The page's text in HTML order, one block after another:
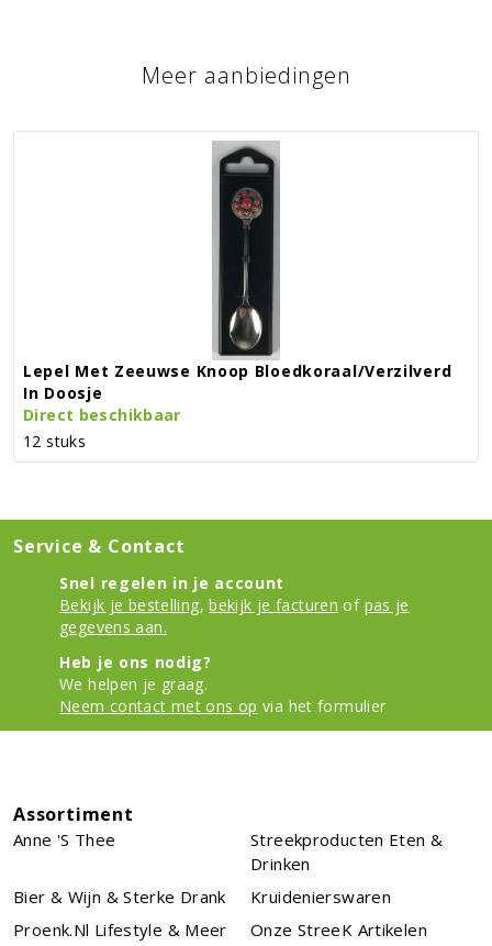
Meer aanbiedingen
Lepel Met Zeeuwse Knoop Bloedkoraal/verzilverd
In Doosje
Direct beschikbaar
12 stuks
Service & Contact
Snel regelen in je account
Bekijk je bestelling, bekijk je facturen of pas je
gegevens aan.
Heb je ons nodig?
We helpen je graag.
Neem contact met ons op via het formulier
Assortiment
Anne 's Thee
Streekproducten Eten &
Drinken
Bier & Wijn & Sterke Drank
Kruidenierswaren
Proenk.nl Lifestyle & Meer
Onze StreeK Artikelen